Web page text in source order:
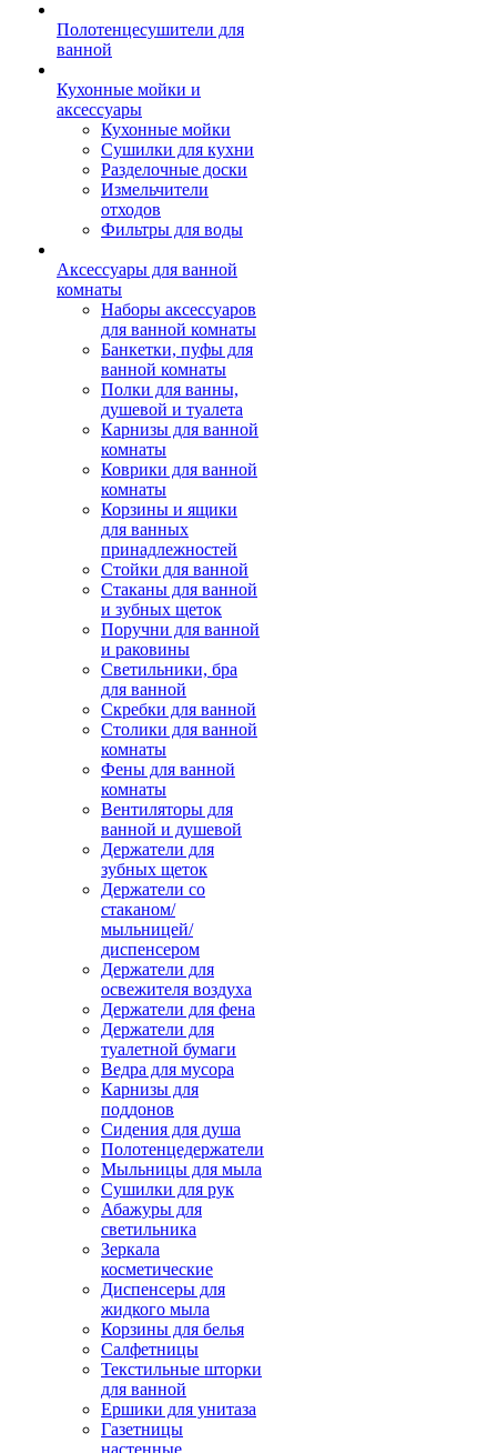
Полотенцесушители для
ванной
Кухонные мойки и
аксессуары
Кухонные мойки
Сушилки для кухни
Разделочные доски
Измельчители
отходов
Фильтры для воды
Аксессуары для ванной
комнаты
Наборы аксессуаров
для ванной комнаты
Банкетки, пуфы для
ванной комнаты
Полки для ванны,
душевой и туалета
Карнизы для ванной
комнаты
Коврики для ванной
комнаты
Корзины и ящики
для ванных
принадлежностей
Стойки для ванной
Стаканы для ванной
и зубных щеток
Поручни для ванной
и раковины
Светильники, бра
для ванной
Скребки для ванной
Столики для ванной
комнаты
Фены для ванной
комнаты
Вентиляторы для
ванной и душевой
Держатели для
зубных щеток
Держатели со
стаканом/
мыльницей/
диспенсером
Держатели для
освежителя воздуха
Держатели для фена
Держатели для
туалетной бумаги
Ведра для мусора
Карнизы для
поддонов
Сидения для душа
Полотенцедержатели
Мыльницы для мыла
Сушилки для рук
Абажуры для
светильника
Зеркала
косметические
Диспенсеры для
жидкого мыла
Корзины для белья
Салфетницы
Текстильные шторки
для ванной
Ершики для унитаза
Газетницы
настенные